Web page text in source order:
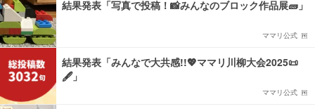
結果発表「写真で投稿！📸みんなのブロック作品展🧱」
ママリ公式
結果発表「みんなで大共感!!💖ママリ川柳大会2025📜
🖋️」
ママリ公式